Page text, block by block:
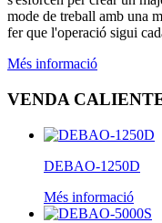
mode de treball amb una
fer que l'operació sigui
Més informació
VENDA
DEBAO-1250D
Més informació